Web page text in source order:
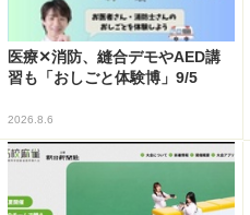
医療✕消防、縫合デモやAED講
習も「おしごと体験博」9/5
2026.8.6